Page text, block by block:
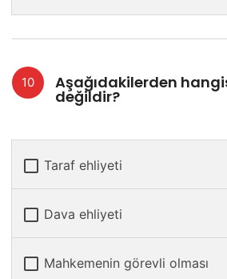
Aşağıdakilerden
değildir?
Taraf ehliyeti
Dava ehliyeti
Mahkemenin görevli olması